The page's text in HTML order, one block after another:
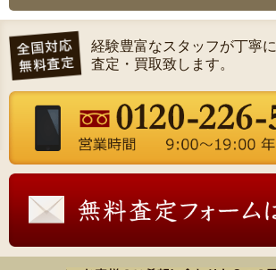
経験豊富なスタッフが丁寧に
査定・買取致します。